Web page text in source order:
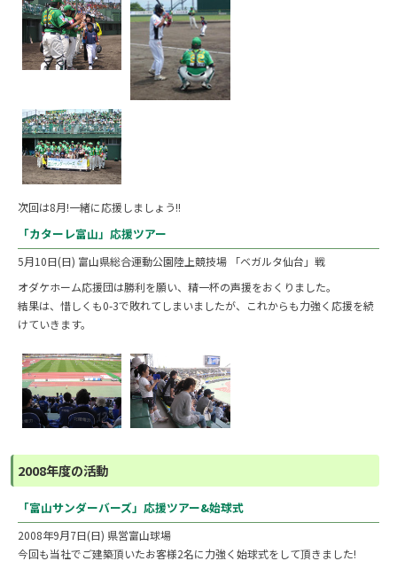
次回は8月!一緒に応援しましょう!!
「カターレ富山」応援ツアー
5月10日(日) 富山県総合運動公園陸上競技場 「ベガルタ仙台」戦
オダケホーム応援団は勝利を願い、精一杯の声援をおくりました。
結果は、惜しくも0-3で敗れてしまいましたが、これからも力強く応援を続
けていきます。
2008年度の活動
「富山サンダーバーズ」応援ツアー&始球式
2008年9月7日(日) 県営富山球場
今回も当社でご建築頂いたお客様2名に力強く始球式をして頂きました!